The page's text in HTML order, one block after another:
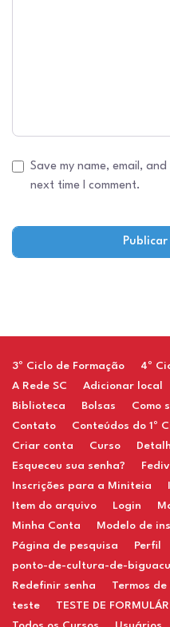
Save my name, email,
next time I comment.
3º Ciclo de Formação 4º
A Rede SC
Adicionar local
Biblioteca
Bolsas
Como
Contato
Conteúdos do 1º
Criar conta
Curso
Esqueceu sua senha?
Inscrições para a Miniteia
Item do arquivo
Login
Minha Conta
Modelo de
Página de pesquisa
Perfil
ponto-de-cultura-de-biguacu
Redefinir senha
Termos
teste
TESTE DE